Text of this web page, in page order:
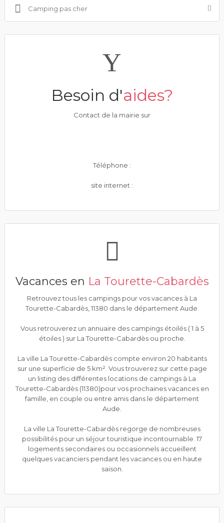
Camping pas cher
Besoin d'aides?
Contact de la mairie sur
Téléphone :
site internet :
Vacances en La Tourette-Cabardès
Retrouvez tous les campings pour vos vacances à La
Tourette-Cabardès, 11380 dans le département Aude.
Vous retrouverez un annuaire des campings étoilés ( 1 à 5
étoiles ) sur La Tourette-Cabardès ou proche.
La ville La Tourette-Cabardès compte environ 20 habitants
sur une superficie de 5 km². Vous trouverez sur cette page
un listing des différentes locations de campings à La
Tourette-Cabardès (11380)pour vos prochaines vacances en
famille, en couple ou entre amis dans le département
Aude.
La ville La Tourette-Cabardès regorge de nombreuses
possibilités pour un séjour touristique incontournable. 17
logements secondaires ou occasionnels accueillent
quelques vacanciers pendant les vacances ou en haute
saison.